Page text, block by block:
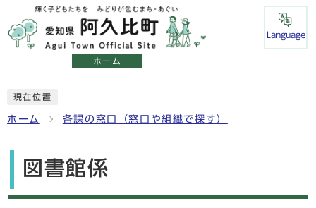
ホーム
Language
現在位置
ホーム 各課の窓口（窓口や組織で探す）
図書館係